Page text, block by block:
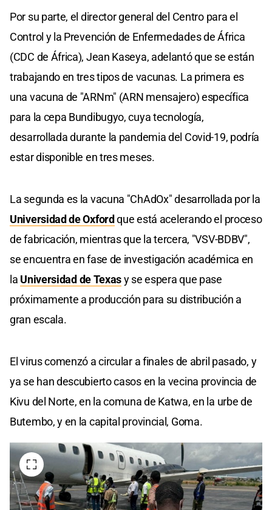
Por su parte, el director general del Centro para el
Control y la Prevención de Enfermedades de África
(CDC de África), Jean Kaseya, adelantó que se están
trabajando en tres tipos de vacunas. La primera es
una vacuna de "ARNm" (ARN mensajero) específica
para la cepa Bundibugyo, cuya tecnología,
desarrollada durante la pandemia del Covid-19, podría
estar disponible en tres meses.
La segunda es la vacuna "ChAdOx" desarrollada por la
Universidad de Oxfordque está acelerando el proceso
de fabricación, mientras que la tercera, "VSV-BDBV",
se encuentra en fase de investigación académica en
la Universidad de Texasy se espera que pase
próximamente a producción para su distribución a
gran escala.
El virus comenzó a circular a finales de abril pasado, y
ya se han descubierto casos en la vecina provincia de
Kivu del Norte, en la comuna de Katwa, en la urbe de
Butembo, y en la capital provincial, Goma.